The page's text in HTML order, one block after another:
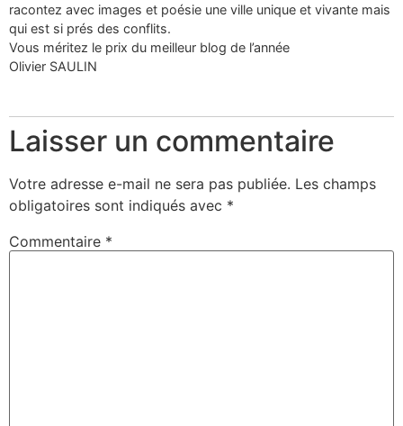
racontez avec images et poésie une ville unique et vivante mais
qui est si prés des conflits.
Vous méritez le prix du meilleur blog de l’année
Olivier SAULIN
Laisser un commentaire
Votre adresse e-mail ne sera pas publiée. Les champs
obligatoires sont indiqués avec *
Commentaire *